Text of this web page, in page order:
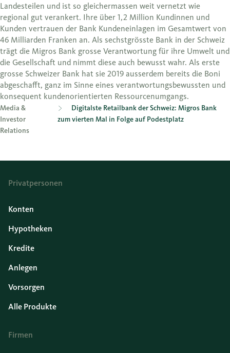
Landesteilen und ist so gleichermassen weit vernetzt wie
regional gut verankert. Ihre über 1,2 Million Kundinnen und
Kunden vertrauen der Bank Kundeneinlagen im Gesamtwert von
46 Milliarden Franken an. Als sechstgrösste Bank in der Schweiz
trägt die Migros Bank grosse Verantwortung für ihre Umwelt und
die Gesellschaft und nimmt diese auch bewusst wahr. Als erste
grosse Schweizer Bank hat sie 2019 ausserdem bereits die Boni
abgeschafft, ganz im Sinne eines verantwortungsbewussten und
konsequent kundenorientierten Ressourcenumgangs.
Media &
Investor
Relations
Digitalste Retailbank der Schweiz: Migros Bank
zum vierten Mal in Folge auf Podestplatz
Privatpersonen
Konten
Hypotheken
Kredite
Anlegen
Vorsorgen
Alle Produkte
Firmen